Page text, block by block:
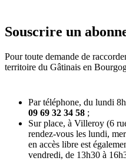
Souscrire un
Pour toute demande de
territoire du Gâtinais en
Par téléphone, du lundi
09 69 32 34 58 ;
Sur place, à Villeroy (6
rendez-vous les lundi,
en accès libre est
vendredi, de 13h30 à